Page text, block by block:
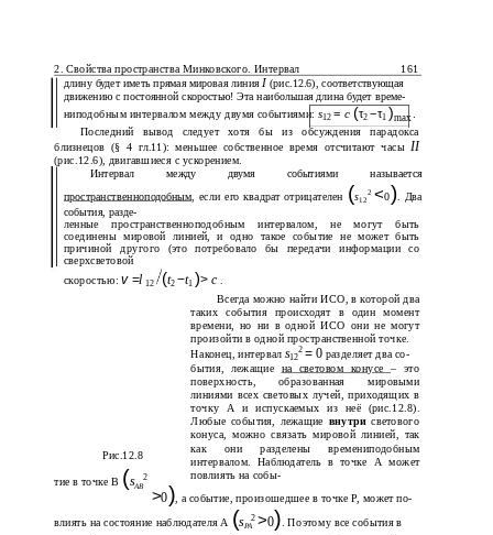
2. Свойства пространства Минковского. Интервал 161
длину будет иметь прямая мировая линияI (рис.12.6), соответствующая
движению с постоянной скоростью! Эта наибольшая длина будет време-
ниподобным интервалом между двумя событиями: s12=c (τ2−τ1 )max.
Последний вывод следует хотя бы из обсуждения парадокса
близнецов (§ 4 гл.11): меньшее собственное время отсчитают часы II
(рис.12.6), двигавшиеся с ускорением.
Интервал между двумя событиями называется
пространственноподобным, если его квадрат отрицателен (s12
2<0). Два
события, разде-
ленные пространственноподобным интервалом, не могут быть
соединены мировой линией, и одно такое событие не может быть
причиной другого (это потребовало бы передачи информации со
сверхсветовой
скоростью:v =l 12 (t2 −t1 )>c.
Всегда можно найти ИСО, в которой два
таких события происходят в один момент
времени, но ни в одной ИСО они не могут
произойти в одной пространственной точке.
Рис.12.8
тие в точке В (sAB
2
Наконец, интервал s12
2 = 0 разделяет два со-
бытия, лежащие на световом конусе– это
поверхность, образованная мировыми
линиями всех световых лучей, приходящих в
точку А и испускаемых из неё (рис.12.8).
Любые события, лежащие внутрисветового
конуса, можно связать мировой линией, так
как они разделены времениподобным
интервалом. Наблюдатель в точке А может
повлиять на собы-
>0) , а событие, произошедшее в точке Р, может по-
влиять на состояние наблюдателя А (sPA
2>0). Поэтому все события в